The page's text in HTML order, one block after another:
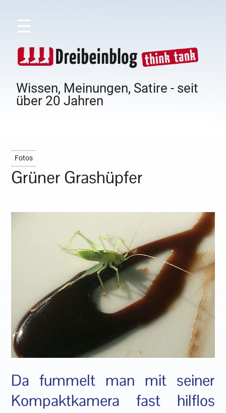
☰
Wissen, Meinungen, Satire - seit
über 20 Jahren
Fotos
Grüner Grashüpfer
Da fummelt man mit seiner
Kompaktkamera fast hilflos